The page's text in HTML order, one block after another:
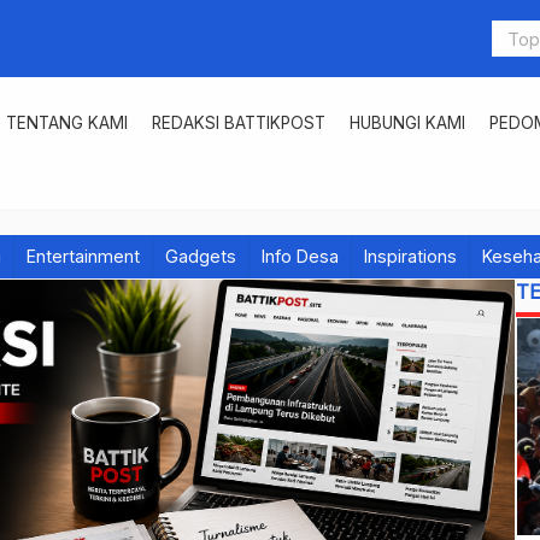
TENTANG KAMI REDAKSI BATTIKPOST HUBUNGI KAMI
Entertainment Gadgets Info Desa Inspirations